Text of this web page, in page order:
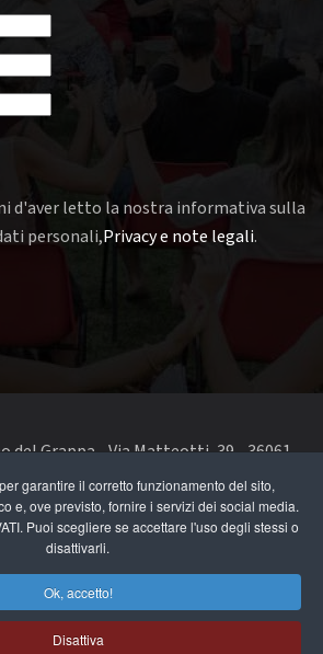
garantire il corretto funzionamento del sito,
e, ove previsto, fornire i servizi dei social media.
Puoi scegliere se accettare l'uso degli stessi o
disattivarli.
Ok, accetto!
Disattiva
d'aver letto la nostra informativa sulla
personali,Privacy e note legali.
del Grappa - Via Matteotti, 39 - 36061
- Telefono 0424 519111 - codice fiscale
IVA 00168480242
di accessibilità
accessibilità
Privacy e note legali